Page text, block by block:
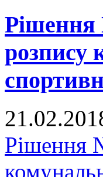
розпису
Рішення